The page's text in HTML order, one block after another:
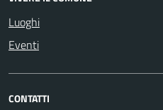
Luoghi
Eventi
CONTATTI